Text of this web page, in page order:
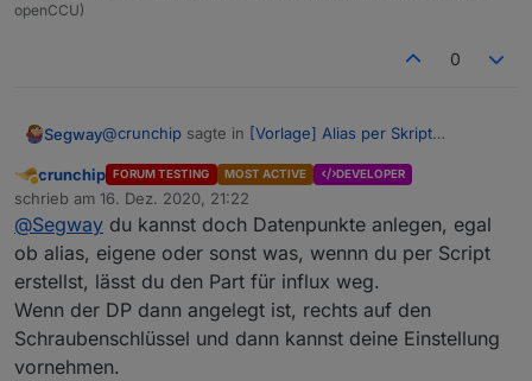
        "enabled": true,
        "changesOnly": true,
        "debounce": "",
        "maxLength": 10,
        "retention": 0,
        "changesRelogInterval": "",
        "changesMinDelta": "",
        "storageType": "Boolean",
        "aliasId": ""
      },
      "linkeddevices.0": {
openCCU)
0
Segway@crunchip sagte in [Vorlage] Alias per Skript
@Segwayich mach bei mir alles manuell für die
Datenpunkte die ich loggen möchte und stell
entsprechend die config passend ein, zu
Anfangszeiten hatte ich alles immer auf auto
gelassen bis ich gemerkt hatte, das in Grafana
nichts ankommt.
Gegebenenfalls ein issue bei influx erstellen.
Wie machst du das denn ? Ich meine mit --> ... und
stell entsprechend die config passend ein ?
Wo ist denn (in dem Skript?) die Einstellung das
NICHT Auto angelegt wird sondern halt number ?
Abwesend
crunchip FORUM TESTING MOST ACTIVE DEVELOPER
schrieb am 16. Dez. 2020, 21:22
zuletzt editiert von
@Segway du kannst doch Datenpunkte anlegen, egal
ob alias, eigene oder sonst was, wennn du per Script
erstellst, lässt du den Part für influx weg.
Wenn der DP dann angelegt ist, rechts auf den
Schraubenschlüssel und dann kannst deine Einstellung
vornehmen.